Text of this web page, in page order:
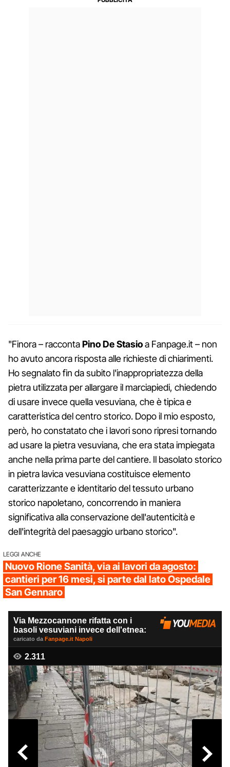
"Finora – raccontaPino De Stasioa Fanpage.it – non
ho avuto ancora risposta alle richieste di chiarimenti.
Ho segnalato fin da subito l'inappropriatezza della
pietra utilizzata per allargare il marciapiedi, chiedendo
di usare invece quella vesuviana, che è tipica e
caratteristica del centro storico. Dopo il mio esposto,
però, ho constatato che i lavori sono ripresi tornando
ad usare la pietra vesuviana, che era stata impiegata
anche nella prima parte del cantiere. Il basolato storico
in pietra lavica vesuviana costituisce elemento
caratterizzante e identitario del tessuto urbano
storico napoletano, concorrendo in maniera
significativa alla conservazione dell'autenticità e
dell'integrità del paesaggio urbano storico".
LEGGI ANCHE
Nuovo Rione Sanità, via ai lavori da agosto:
cantieri per 16 mesi, si parte dal lato Ospedale
San Gennaro